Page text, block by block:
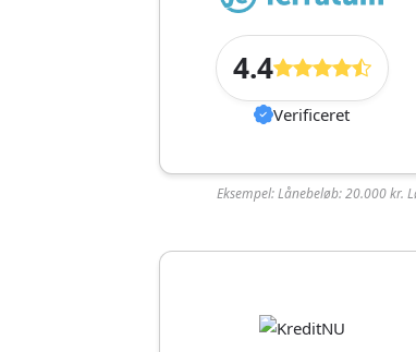
4.4
Verificeret
Ferratum tilbyder et hurtigt
Eksempel: Lånebeløb: 20.000 kr.